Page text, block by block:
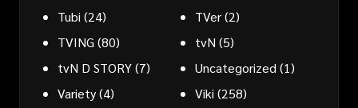
Tubi (24) TVer(2)
TVING (80) tvN (5)
tvN D STORY(7) Uncategorized (1)
Variety(4) Viki (258)